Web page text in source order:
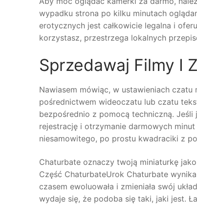
wypadku strona po kilku minutach
erotycznych jest całkowicie legalna i
korzystasz, przestrzega lokalnych
Sprzedawaj Filmy I
Nawiasem mówiąc, w ustawieniach
pośrednictwem wideoczatu lub czatu
bezpośrednio z pomocą techniczną.
rejestrację i otrzymanie darmowych
niesamowitego, po prostu kwadraciki z
Chaturbate oznaczy twoją miniaturkę
Część ChaturbateUrok Chaturbate
czasem ewoluowała i zmieniała swój
wydaje się, że podoba się taki, jaki jest.